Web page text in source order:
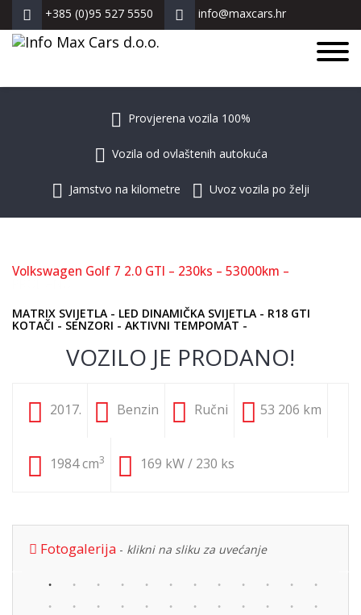
+385 (0)95 527 5550 info@maxcars.hr
Provjerena vozila 100%
Vozila od ovlaštenih autokuća
Jamstvo na kilometre Uvoz vozila po želji
Volkswagen Golf 7 2.0 GTI – 230ks – 53000km –
PRODANO **
MATRIX SVIJETLA - LED DINAMIČKA SVIJETLA - R18 GTI
KOTAČI - SENZORI - AKTIVNI TEMPOMAT -
VOZILO JE PRODANO!
2017. Benzin Ručni 53 206 km
1984 cm3 169 kW / 230 ks
Fotogalerija - klikni na sliku za uvećanje